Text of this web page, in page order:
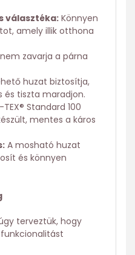
választéka: Könnyen
amely illik otthona
zavarja a párna
huzat biztosítja,
és tiszta maradjon.
TEX® Standard 100
mentes a káros
A mosható huzat
és könnyen
terveztük, hogy